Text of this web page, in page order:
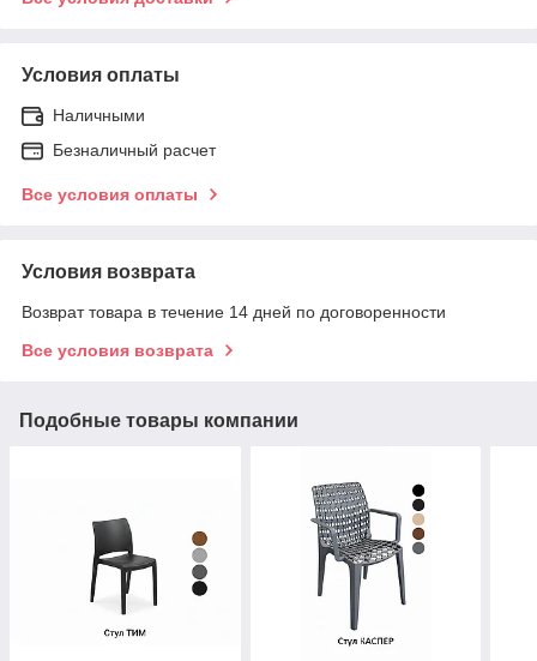
Условия оплаты
Наличными
Безналичный расчет
Все условия оплаты
Условия возврата
Возврат товара в течение 14 дней по договоренности
Все условия возврата
Подобные товары компании